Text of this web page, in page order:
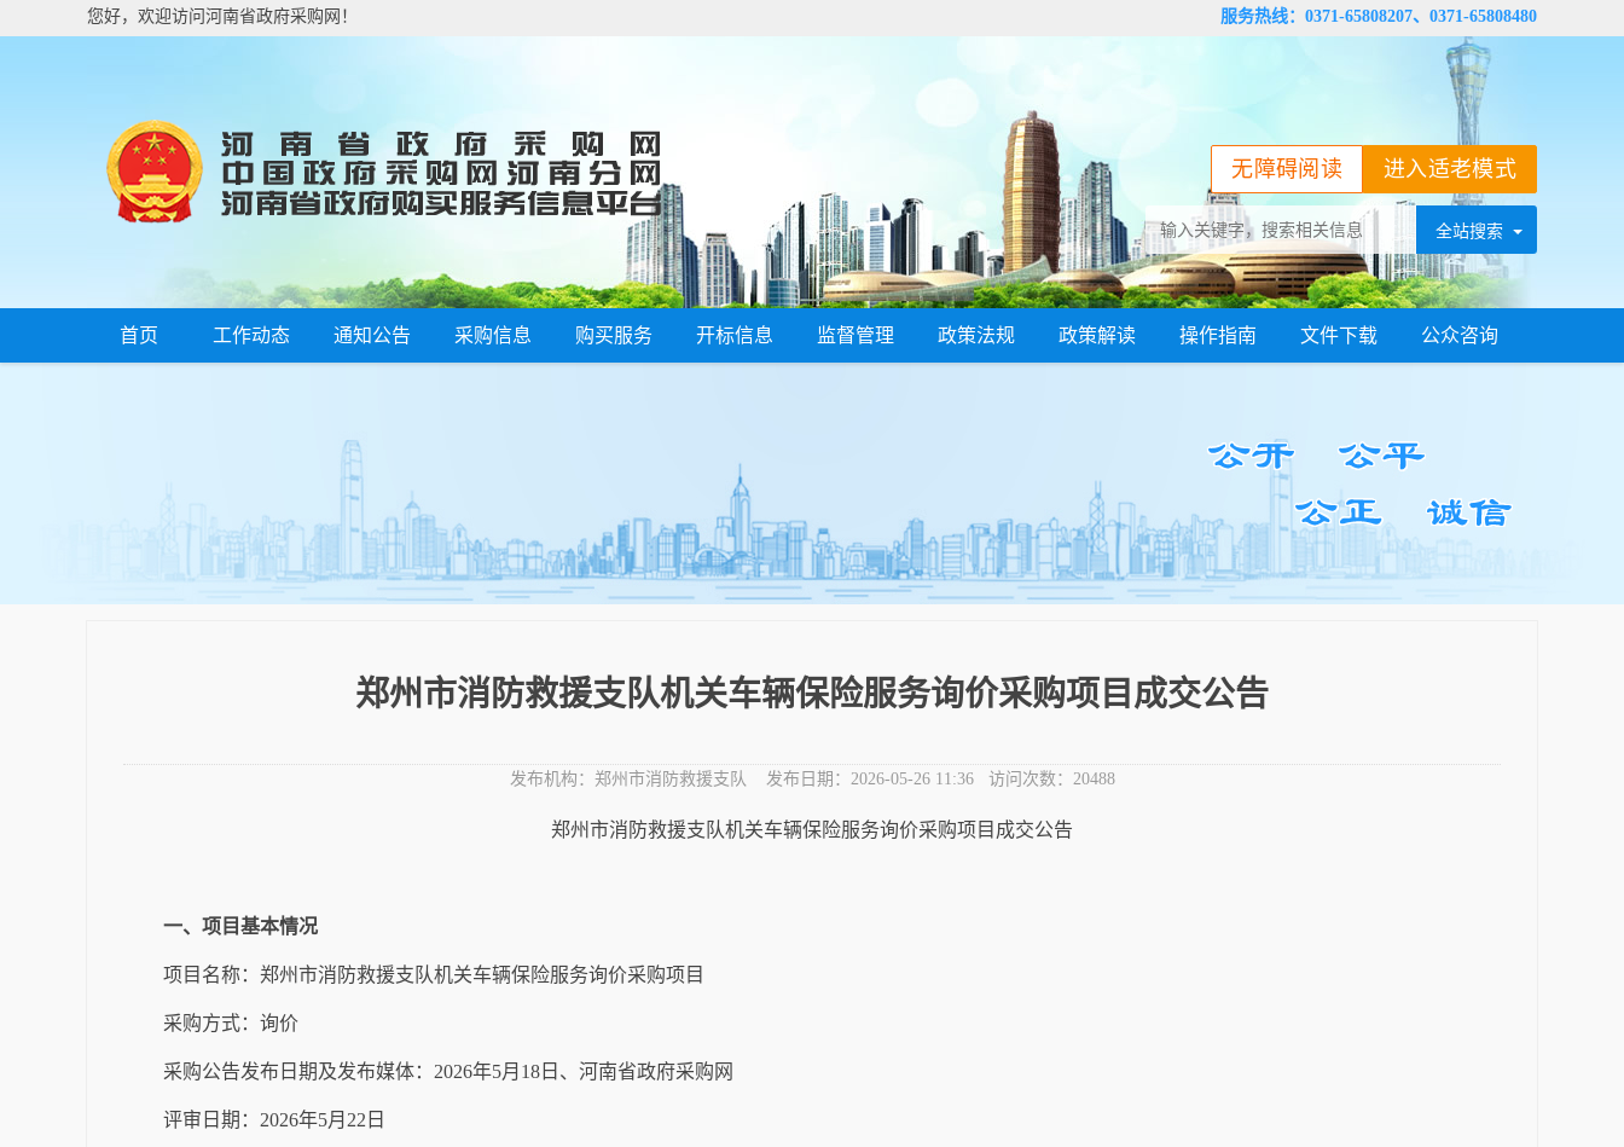
您好，欢迎访问河南省政府采购网！ 服务热线：0371-65808207、0371-65808480
进入适老模式
无障碍阅读
首页 工作动态 通知公告 采购信息 购买服务 开标信息 监督管理 政策法规 政策解读 操作指南 文件下载 公众咨询
郑州市消防救援支队机关车辆保险服务询价采购项目成交公告
发布机构： 郑州市消防救援支队 发布日期： 2026-05-26 11:36访问次数： 20488
郑州市消防救援支队机关车辆保险服务询价采购项目成交公告
一、项目基本情况
项目名称：郑州市消防救援支队机关车辆保险服务询价采购项目
采购方式：询价
采购公告发布日期及发布媒体： 2026年5月 18 日、河南省政府采购网
评审日期： 2026年5月 22 日